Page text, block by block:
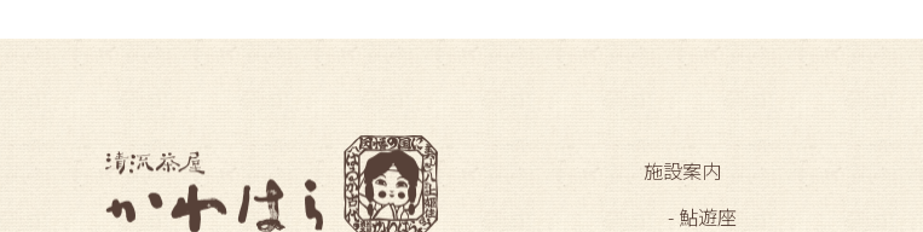
施設案内
- 鮎遊座